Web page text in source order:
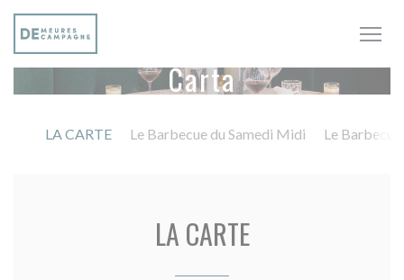
Personalización de sus opciones de cookies
Carta
LA CARTE Le Barbecue du Samedi Midi Le
LA CARTE